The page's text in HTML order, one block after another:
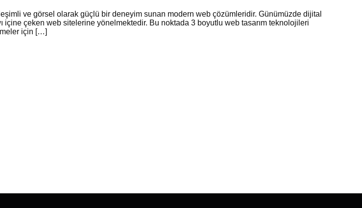
ve görsel olarak güçlü bir deneyim sunan modern web çözümleridir. Günümüzde dijital
içine çeken web sitelerine yönelmektedir. Bu noktada 3 boyutlu web tasarım teknolojileri
için […]